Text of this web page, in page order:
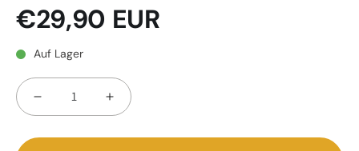
Normaler
Preis
€29,90 EUR
Auf Lager
Verringere
Erhöhe